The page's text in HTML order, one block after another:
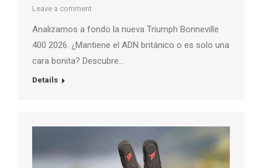
Leave a comment
Analizamos a fondo la nueva Triumph Bonneville
400 2026. ¿Mantiene el ADN británico o es solo una
cara bonita? Descubre…
Details